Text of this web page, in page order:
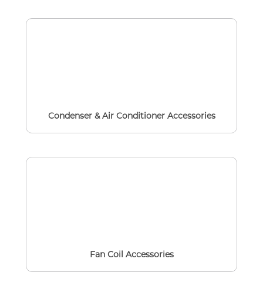
Condenser & Air Conditioner Accessories
Fan Coil Accessories